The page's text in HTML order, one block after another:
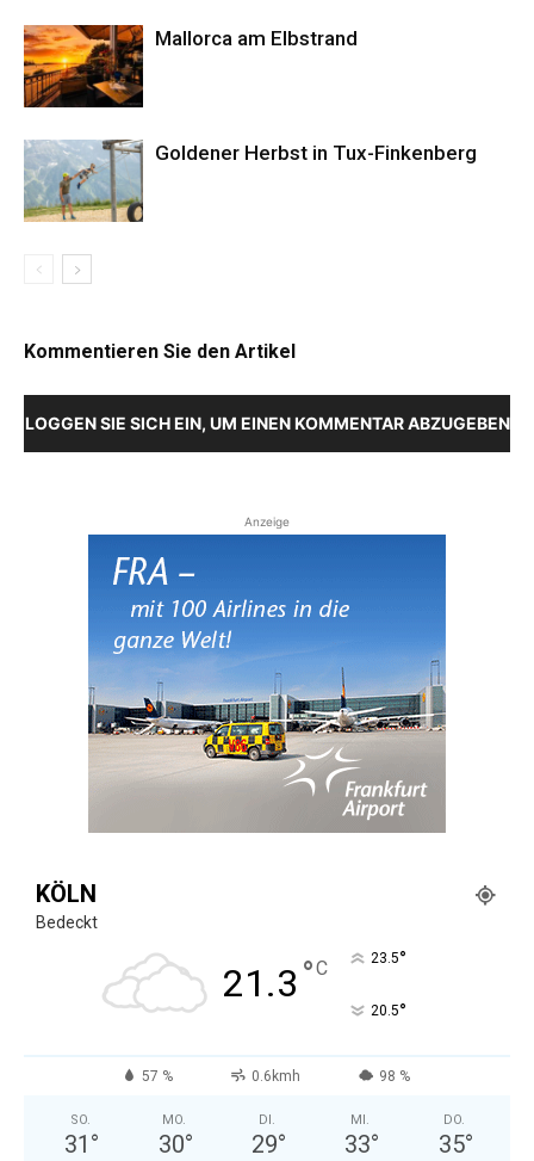
Mallorca am Elbstrand
Goldener Herbst in Tux-Finkenberg
Kommentieren Sie den Artikel
LOGGEN SIE SICH EIN, UM EINEN KOMMENTAR ABZUGEBEN
Anzeige
KÖLN
Bedeckt
21.3 °C 23.5°
20.5°
57 % 0.6kmh 98 %
SO.
31 °
MO.
30°
DI.
29°
MI.
33°
DO.
35°